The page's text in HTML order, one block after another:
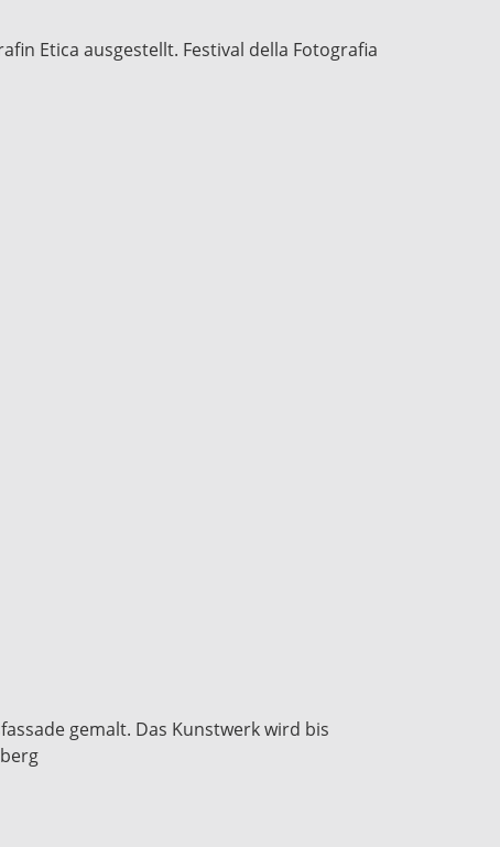
Etica ausgestellt. Festival della Fotografia
gemalt. Das Kunstwerk wird bis